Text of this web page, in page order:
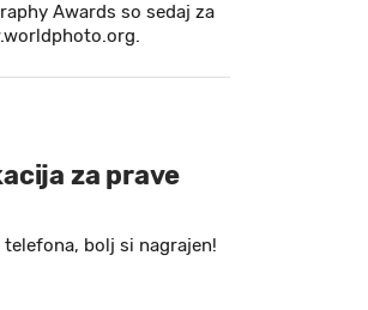
Awards so sedaj za
za prave
bolj si nagrajen!